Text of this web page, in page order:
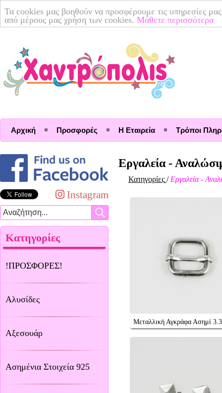
Τα cookies μας βοηθούν να προσφέρουμε τις υπηρεσίες
από μέρους μας χρήση των cookies. Μάθετε περισσότερα
Αρχική Προσφορές Η Εταιρεία Τρόποι
Instagram
Κατηγορίες
!ΠΡΟΣΦΟΡΕΣ!
Αλυσίδες
Αξεσουάρ
Ασημένια Στοιχεία 925
Εργαλεία -
Κατηγορίες / Εργαλεία -
Μεταλλική Αγκράφα Ασημί